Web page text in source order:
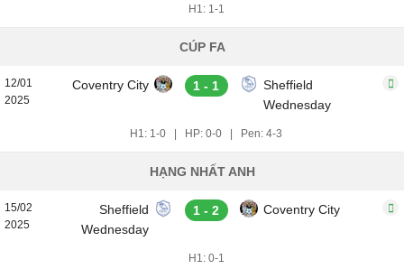
H1: 1-1
CÚP FA
12/01
2025
Coventry City 1 - 1
Sheffield
Wednesday
H1: 1-0 HP: 0-0 Pen: 4-3
HẠNG NHẤT ANH
15/02
2025
Sheffield
Wednesday
1 - 2 Coventry City
H1: 0-1